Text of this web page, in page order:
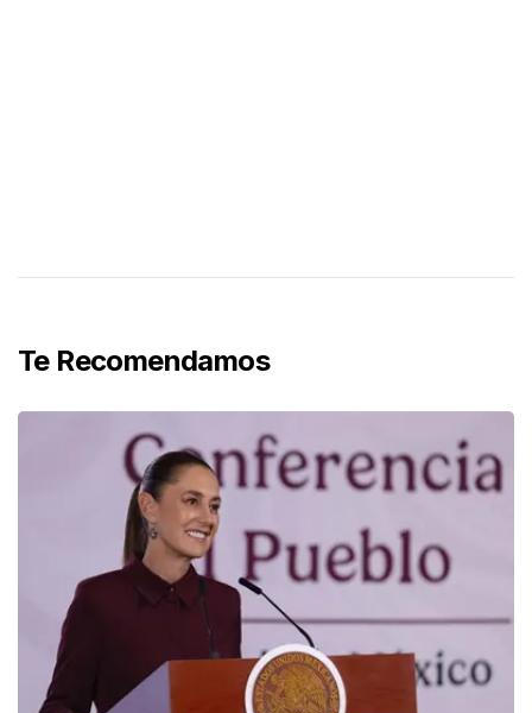
Te Recomendamos